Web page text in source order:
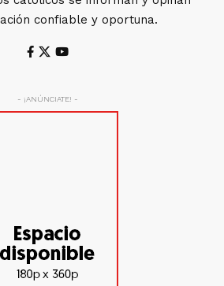
confiable y oportuna.
- ¡ANÚNCIATE! -